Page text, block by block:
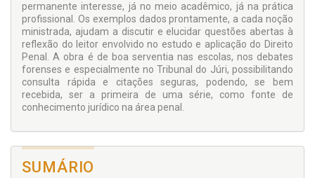
permanente interesse, já no meio acadêmico, já na prática
profissional. Os exemplos dados prontamente, a cada noção
ministrada, ajudam a discutir e elucidar questões abertas à
reflexão do leitor envolvido no estudo e aplicação do Direito
Penal. A obra é de boa serventia nas escolas, nos debates
forenses e especialmente no Tribunal do Júri, possibilitando
consulta rápida e citações seguras, podendo, se bem
recebida, ser a primeira de uma série, como fonte de
conhecimento jurídico na área penal.
SUMÁRIO